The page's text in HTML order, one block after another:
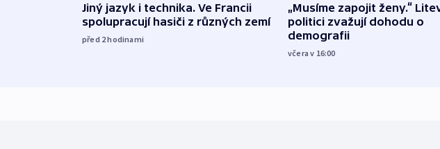
Jiný jazyk i technika. Ve Francii
spolupracují hasiči z různých zemí
před 2hodinami
„Musíme zapojit ženy.“
politici zvažují dohodu o
demografii
včera v 16:00